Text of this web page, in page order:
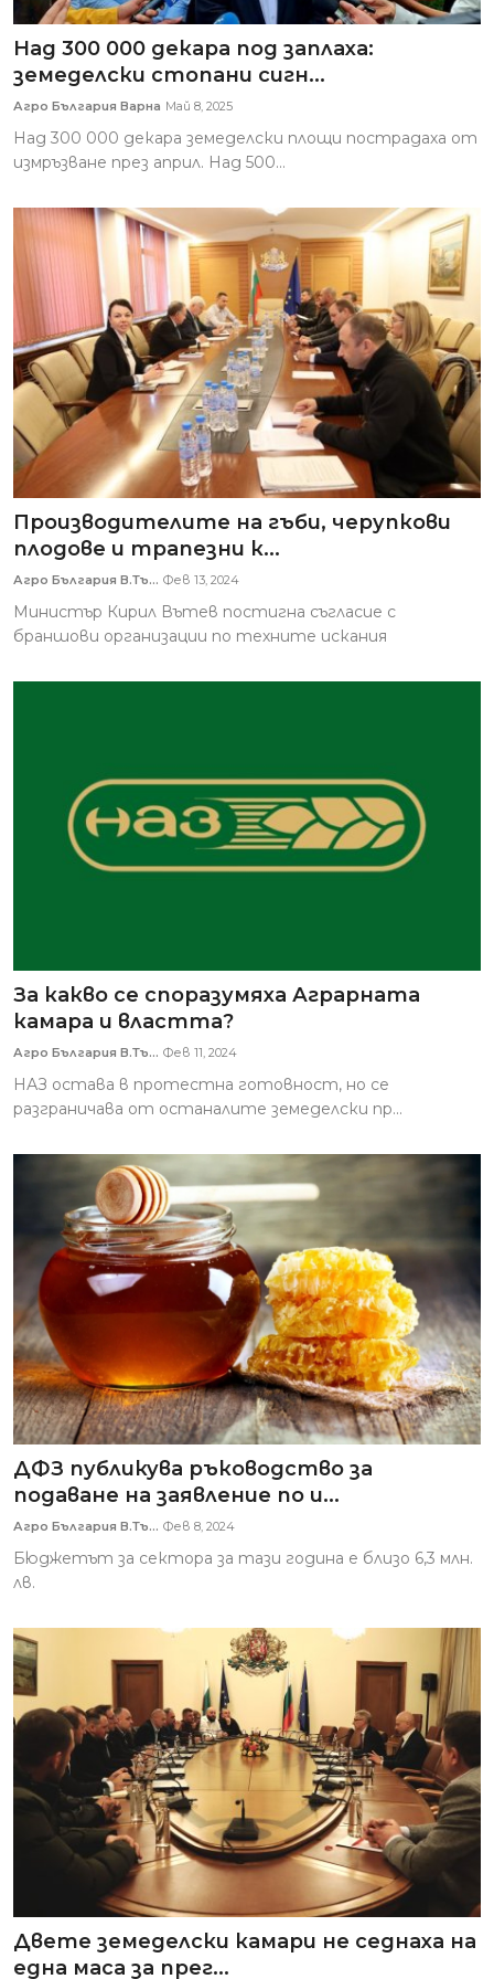
Над 300 000 декара под заплаха:
земеделски стопани сигн...
Агро България Варна Май 8, 2025
Над 300 000 декара земеделски площи пострадаха от
измръзване през април. Над 500...
Производителите на гъби, черупкови
плодове и трапезни к...
Агро България В.Тъ... Фев 13, 2024
Министър Кирил Вътев постигна съгласие с
браншови организации по техните искания
За какво се споразумяха Аграрната
камара и властта?
Агро България В.Тъ... Фев 11, 2024
НАЗ остава в протестна готовност, но се
разграничава от останалите земеделски пр...
ДФЗ публикува ръководство за
подаване на заявление по и...
Агро България В.Тъ... Фев 8, 2024
Бюджетът за сектора за тази година е близо 6,3 млн.
лв.
Двете земеделски камари не седнаха на
една маса за прег...